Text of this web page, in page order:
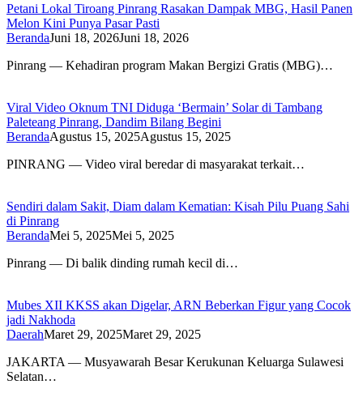
Petani Lokal Tiroang Pinrang Rasakan Dampak MBG, Hasil Panen
Melon Kini Punya Pasar Pasti
BerandaJuni 18, 2026Juni 18, 2026
Pinrang — Kehadiran program Makan Bergizi Gratis (MBG)…
Viral Video Oknum TNI Diduga ‘Bermain’ Solar di Tambang
Paleteang Pinrang, Dandim Bilang Begini
BerandaAgustus 15, 2025Agustus 15, 2025
PINRANG — Video viral beredar di masyarakat terkait…
Sendiri dalam Sakit, Diam dalam Kematian: Kisah Pilu Puang Sahi
di Pinrang
BerandaMei 5, 2025Mei 5, 2025
Pinrang — Di balik dinding rumah kecil di…
Mubes XII KKSS akan Digelar, ARN Beberkan Figur yang Cocok
jadi Nakhoda
DaerahMaret 29, 2025Maret 29, 2025
JAKARTA — Musyawarah Besar Kerukunan Keluarga Sulawesi
Selatan…